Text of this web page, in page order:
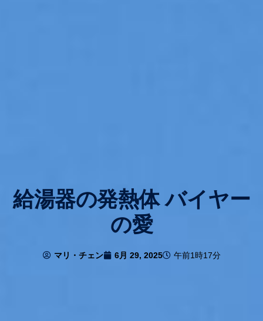
給湯器の発熱体 バイヤー
の愛
マリ・チェン 6月 29, 2025 午前1時17分